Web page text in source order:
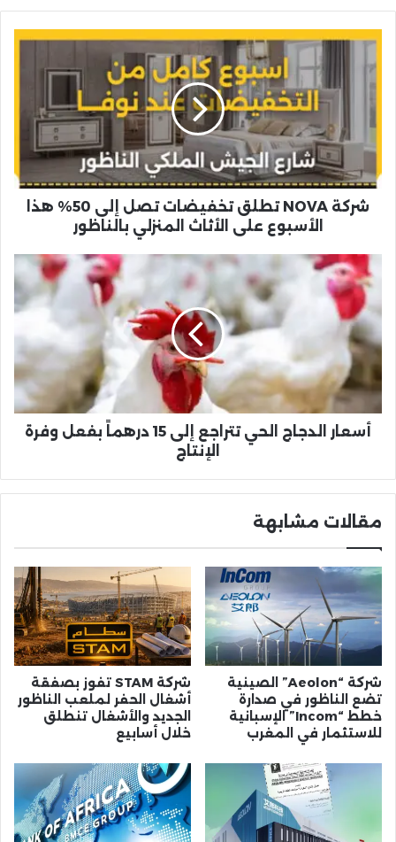
شركة
تطلق
تخفيضات
إلى
50%
الأسبوع
على
بالناظور
شركة NOVA تطلق تخفيضات تصل إلى 50% هذا
الأسبوع على الأثاث المنزلي بالناظور
أسعار
الدجاج
الحي
تتراجع
إلى
درهماً
بفعل
وفرة
الإنتاج
أسعار الدجاج الحي تتراجع إلى 15 درهماً بفعل وفرة
الإنتاج
مقالات مشابهة
شركة “Aeolon” الصينية
تضع الناظور في صدارة
خطط “Incom” الإسبانية
للاستثمار في المغرب
شركة STAM تفوز بصفقة
أشغال الحفر لملعب الناظور
الجديد والأشغال تنطلق
خلال أسابيع